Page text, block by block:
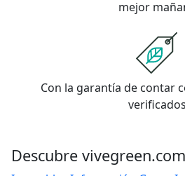
mejor
Con la garantía de contar
verificados
Descubre vivegreen.com